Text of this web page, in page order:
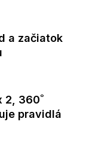
a začiatok
2, 360˚
pravidlá